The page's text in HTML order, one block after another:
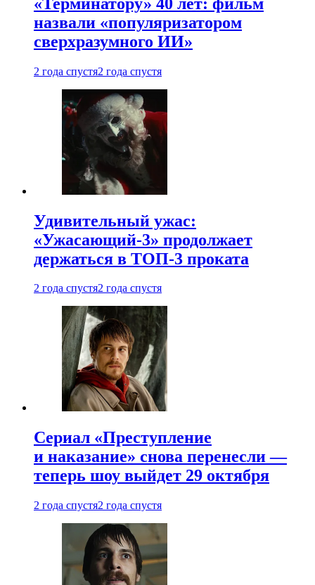
назвали «популяризатором
сверхразумного ИИ»
2 года спустя2 года спустя
Удивительный ужас:
«Ужасающий-3» продолжает
держаться в ТОП-3 проката
2 года спустя2 года спустя
Сериал «Преступление
и наказание» снова перенесли —
теперь шоу выйдет 29 октября
2 года спустя2 года спустя